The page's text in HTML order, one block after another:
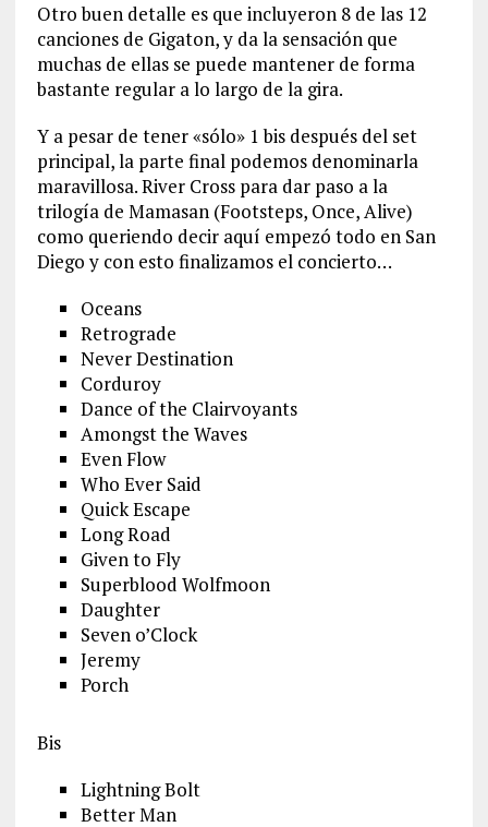
Otro buen detalle es que incluyeron 8 de las 12
canciones de Gigaton, y da la sensación que
muchas de ellas se puede mantener de forma
bastante regular a lo largo de la gira.
Y a pesar de tener «sólo» 1 bis después del set
principal, la parte final podemos denominarla
maravillosa. River Cross para dar paso a la
trilogía de Mamasan (Footsteps, Once, Alive)
como queriendo decir aquí empezó todo en San
Diego y con esto finalizamos el concierto…
Oceans
Retrograde
Never Destination
Corduroy
Dance of the Clairvoyants
Amongst the Waves
Even Flow
Who Ever Said
Quick Escape
Long Road
Given to Fly
Superblood Wolfmoon
Daughter
Seven o’Clock
Jeremy
Porch
Bis
Lightning Bolt
Better Man